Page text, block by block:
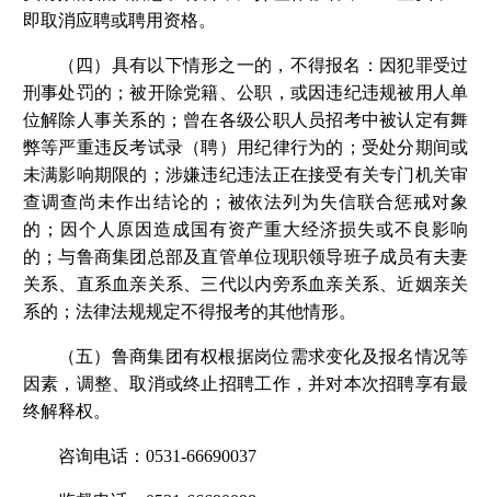
即取消应聘或聘用资格。
（四）具有以下情形之一的，不得报名：因犯罪受过
刑事处罚的；被开除党籍、公职，或因违纪违规被用人单
位解除人事关系的；曾在各级公职人员招考中被认定有舞
弊等严重违反考试录（聘）用纪律行为的；受处分期间或
未满影响期限的；涉嫌违纪违法正在接受有关专门机关审
查调查尚未作出结论的；被依法列为失信联合惩戒对象
的；因个人原因造成国有资产重大经济损失或不良影响
的；与鲁商集团总部及直管单位现职领导班子成员有夫妻
关系、直系血亲关系、三代以内旁系血亲关系、近姻亲关
系的；法律法规规定不得报考的其他情形。
（五）鲁商集团有权根据岗位需求变化及报名情况等
因素，调整、取消或终止招聘工作，并对本次招聘享有最
终解释权。
咨询电话：0531-66690037